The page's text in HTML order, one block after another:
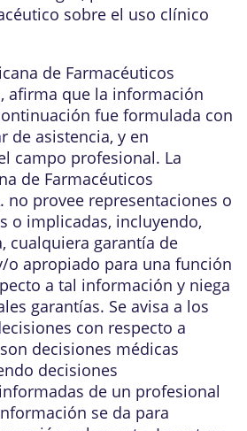
sobre el uso clínico
de Farmacéuticos
afirma que la información
fue formulada con
de asistencia, y en
campo profesional. La
de Farmacéuticos
no provee representaciones o
o implicadas, incluyendo,
cualquiera garantía de
o apropiado para una función
a tal información y niega
garantías. Se avisa a los
con respecto a
decisiones médicas
decisiones
de un profesional
se da para